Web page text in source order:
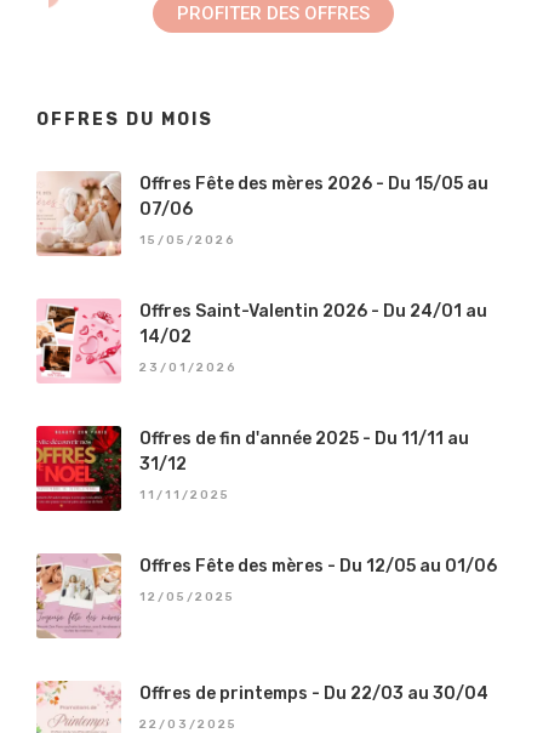
PROFITER DES OFFRES
OFFRES DU MOIS
Offres Fête des mères 2026 - Du 15/05 au
07/06
15/05/2026
Offres Saint-Valentin 2026 - Du 24/01 au
14/02
23/01/2026
Offres de fin d'année 2025 - Du 11/11 au
31/12
11/11/2025
Offres Fête des mères - Du 12/05 au 01/06
12/05/2025
Offres de printemps - Du 22/03 au 30/04
22/03/2025